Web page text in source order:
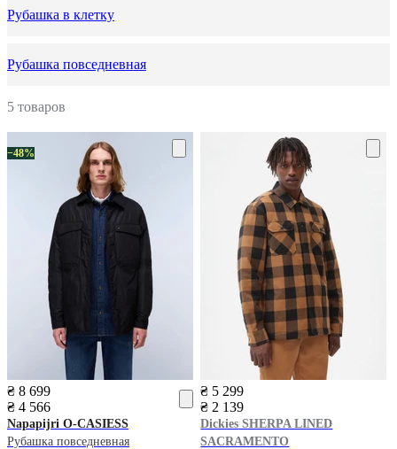
Рубашка в клетку
Рубашка повседневная
5 товаров
−48%
₴ 8 699
₴ 4 566
Napapijri O-CASIESS
Рубашка повседневная
₴ 5 299
₴ 2 139
Dickies SHERPA LINED
SACRAMENTO